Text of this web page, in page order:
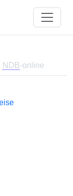
NDB-online